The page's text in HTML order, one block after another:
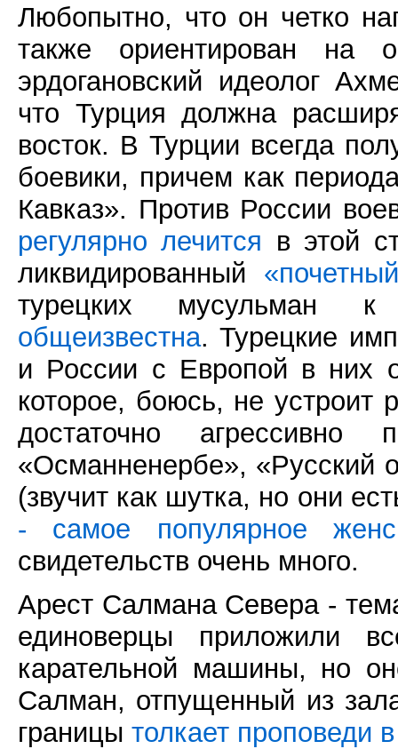
Любопытно, что он четко
также ориентирован на
эрдогановский идеолог
что Турция должна
восток. В Турции всегда
боевики, причем как
Кавказ». Против России
регулярно лечится в этой
ликвидированный
турецких мусульман
общеизвестна. Турецкие
и России с Европой в них
которое, боюсь, не устроит
достаточно агрессивно
«Османненербе», «Русский
(звучит как шутка, но они
- самое популярное
свидетельств очень много.
Арест Салмана Севера -
единоверцы приложили
карательной машины, но
Салман, отпущенный из
границы толкает проповеди